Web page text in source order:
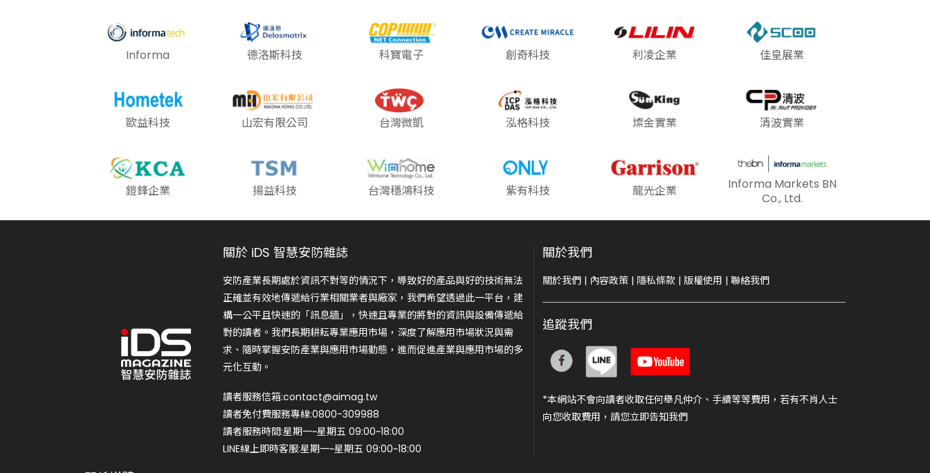
Informa 德洛斯科技 科寶電子 創奇科技 利凌企業 佳皇展業
歐益科技 山宏有限公司 台灣微凱 泓格科技 燦金實業 清波實業
鎧鋒企業 揚益科技 台灣穩鴻科技 紫有科技 龍光企業
Informa Markets BN
Co., Ltd.
關於 iDS 智慧安防雜誌
安防產業長期處於資訊不對等的情況下，導致好的產品與好的技術無法
正確並有效地傳遞給行業相關業者與廠家，我們希望透過此一平台，建
構一公平且快速的「訊息牆」，快速且專業的將對的資訊與設備傳遞給
對的讀者。我們長期耕耘專業應用市場，深度了解應用市場狀況與需
求、隨時掌握安防產業與應用市場動態，進而促進產業與應用市場的多
元化互動。
讀者服務信箱:contact@aimag.tw
讀者免付費服務專線:0800-309988
讀者服務時間:星期一~星期五 09:00~18:00
LINE線上即時客服:星期一~星期五 09:00~18:00
關於我們
關於我們 | 內容政策 | 隱私條款 | 版權使用 | 聯絡我們
追蹤我們
*本網站不會向讀者收取任何舉凡仲介、手續等等費用，若有不肖人士
向您收取費用，請您立即告知我們